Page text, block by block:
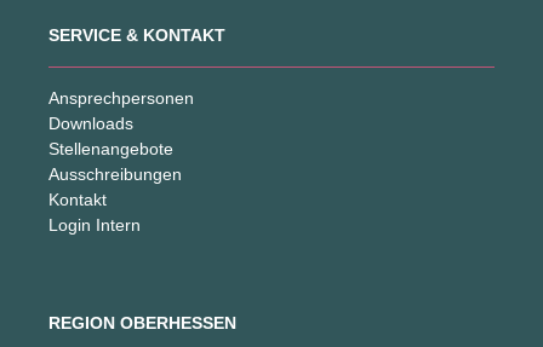
SERVICE & KONTAKT
Ansprechpersonen
Downloads
Stellenangebote
Ausschreibungen
Kontakt
Login Intern
REGION OBERHESSEN